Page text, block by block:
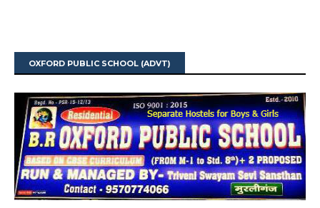
OXFORD PUBLIC SCHOOL (ADVT)